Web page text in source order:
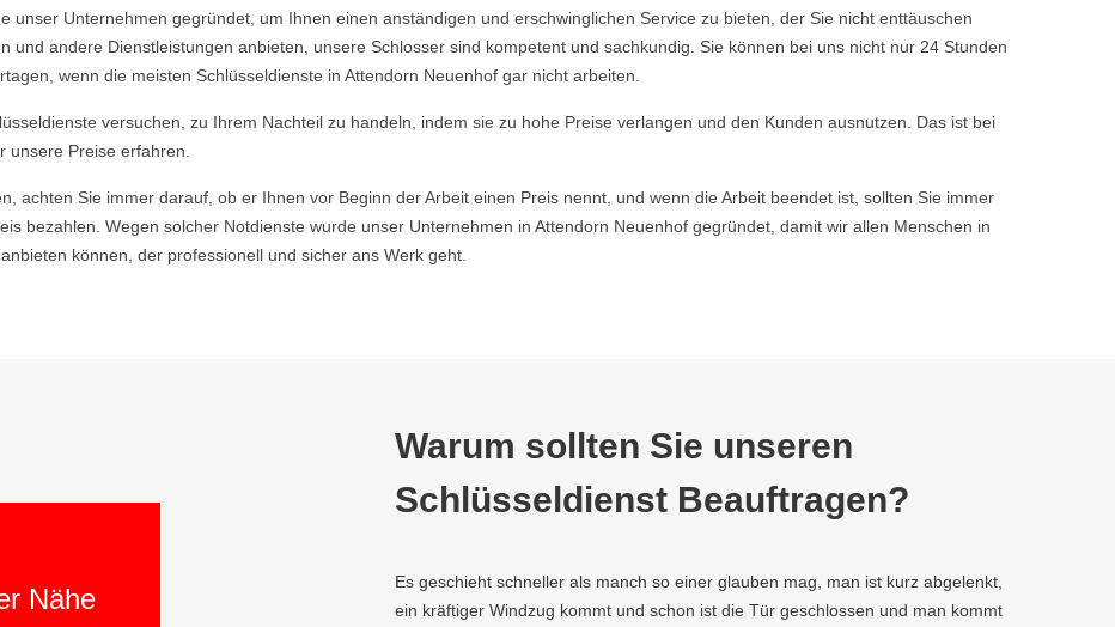
unser Unternehmen gegründet, um Ihnen einen anständigen und erschwinglichen Service zu bieten, der Sie nicht enttäuschen
und andere Dienstleistungen anbieten, unsere Schlosser sind kompetent und sachkundig. Sie können bei uns nicht nur 24 Stunden
wenn die meisten Schlüsseldienste in Attendorn Neuenhof gar nicht arbeiten.
versuchen, zu Ihrem Nachteil zu handeln, indem sie zu hohe Preise verlangen und den Kunden ausnutzen. Das ist bei
unsere Preise erfahren.
achten Sie immer darauf, ob er Ihnen vor Beginn der Arbeit einen Preis nennt, und wenn die Arbeit beendet ist, sollten Sie immer
bezahlen. Wegen solcher Notdienste wurde unser Unternehmen in Attendorn Neuenhof gegründet, damit wir allen Menschen in
können, der professionell und sicher ans Werk geht.
Nähe
Warum sollten Sie unseren
Schlüsseldienst Beauftragen?
Es geschieht schneller als manch so einer glauben mag, man ist kurz abgelenkt,
ein kräftiger Windzug kommt und schon ist die Tür geschlossen und man kommt